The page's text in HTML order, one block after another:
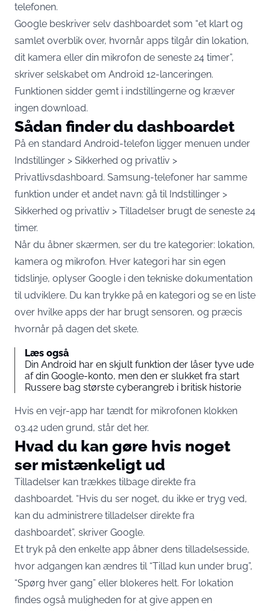
telefonen.
Google beskriver selv dashboardet som “et klart og
samlet overblik over, hvornår apps tilgår din lokation,
dit kamera eller din mikrofon de seneste 24 timer”,
skriver selskabet om Android 12-lanceringen.
Funktionen sidder gemt i indstillingerne og kræver
ingen download.
Sådan finder du dashboardet
På en standard Android-telefon ligger menuen under
Indstillinger > Sikkerhed og privatliv >
Privatlivsdashboard. Samsung-telefoner har samme
funktion under et andet navn: gå til Indstillinger >
Sikkerhed og privatliv > Tilladelser brugt de seneste 24
timer.
Når du åbner skærmen, ser du tre kategorier: lokation,
kamera og mikrofon. Hver kategori har sin egen
tidslinje, oplyser Google i den tekniske dokumentation
til udviklere. Du kan trykke på en kategori og se en liste
over hvilke apps der har brugt sensoren, og præcis
hvornår på dagen det skete.
Læs også
Din Android har en skjult funktion der låser tyve ude
af din Google-konto, men den er slukket fra start
Russere bag største cyberangreb i britisk historie
Hvis en vejr-app har tændt for mikrofonen klokken
03.42 uden grund, står det her.
Hvad du kan gøre hvis noget
ser mistænkeligt ud
Tilladelser kan trækkes tilbage direkte fra
dashboardet. “Hvis du ser noget, du ikke er tryg ved,
kan du administrere tilladelser direkte fra
dashboardet”, skriver Google.
Et tryk på den enkelte app åbner dens tilladelsesside,
hvor adgangen kan ændres til “Tillad kun under brug”,
“Spørg hver gang” eller blokeres helt. For lokation
findes også muligheden for at give appen en